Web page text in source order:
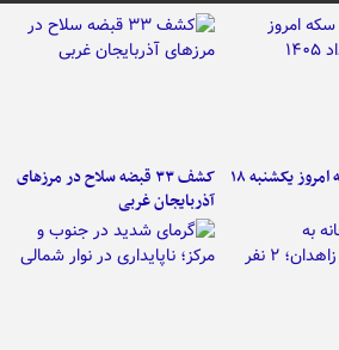
قیمت طلا و سکه امروز یکشنبه ۱۸
کشف ۳۳ قبضه سلاح در مرزهای
آذربایجان غربی